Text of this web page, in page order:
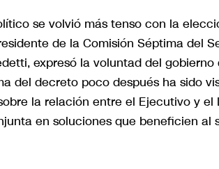
se volvió más tenso con la
de la Comisión Séptima del
expresó la voluntad del
del decreto poco después ha sido
la relación entre el Ejecutivo y
en soluciones que beneficien al